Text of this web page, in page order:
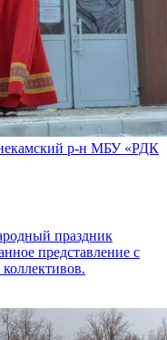
р-н МБУ «РДК
праздник
представление с